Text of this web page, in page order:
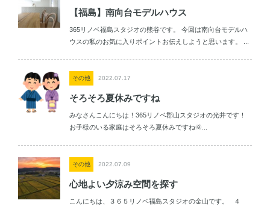
【福島】南向台モデルハウス
365リノベ福島スタジオの熊谷です。 今回は南向台モデルハ
ウスの私のお気に入りポイントお伝えしようと思います。 ...
その他 2022.07.17
そろそろ夏休みですね
みなさんこんにちは！365リノベ郡山スタジオの光井です！
お子様のいる家庭はそろそろ夏休みですね🌞...
その他 2022.07.09
心地よい夕涼み空間を探す
こんにちは、３６５リノベ福島スタジオの金山です。 ４